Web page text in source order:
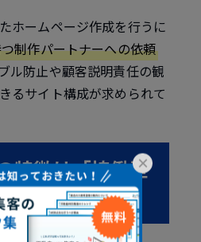
ホームページ作成を行うに
制作パートナーへの依頼
ル防止や顧客説明責任の観
るサイト構成が求められて
特徴は「協働型
×